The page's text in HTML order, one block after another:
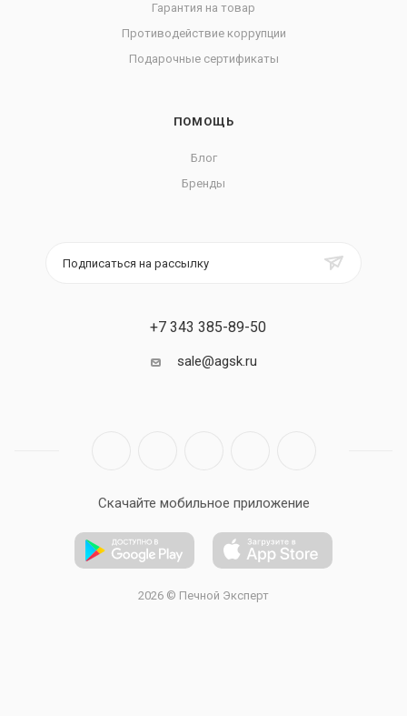
Гарантия на товар
Противодействие коррупции
Подарочные сертификаты
ПОМОЩЬ
Блог
Бренды
Подписаться на рассылку
+7 343 385-89-50
sale@agsk.ru
Скачайте мобильное приложение
2026 © Печной Эксперт